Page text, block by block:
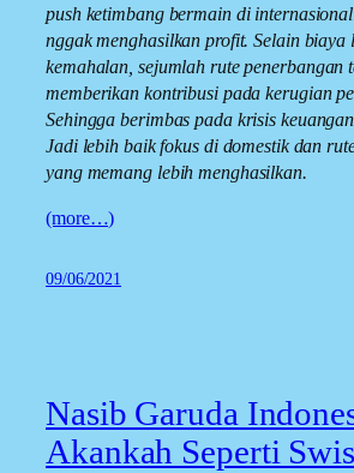
push ketimbang bermain di
nggak menghasilkan profit. Selain biaya
kemahalan, sejumlah rute penerbangan
memberikan kontribusi pada kerugian
Sehingga berimbas pada krisis
Jadi lebih baik fokus di domestik dan
yang memang lebih menghasilkan.
(more…)
09/06/2021
Nasib Garuda
Akankah Seperti